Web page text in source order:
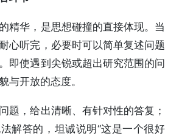
精华，是思想碰撞的直接体现。当
心听完，必要时可以简单复述问题
即使遇到尖锐或超出研究范围的问
与开放的态度。
题，给出清晰、有针对性的答复；
解答的，坦诚说明“这是一个很好